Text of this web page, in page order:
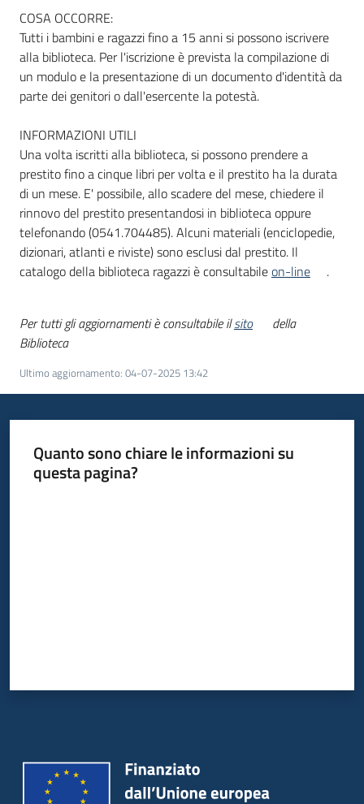
COSA OCCORRE:
Tutti i bambini e ragazzi fino a 15 anni si possono iscrivere
alla biblioteca. Per l'iscrizione è prevista la compilazione di
un modulo e la presentazione di un documento d'identità da
parte dei genitori o dall'esercente la potestà.
INFORMAZIONI UTILI
Una volta iscritti alla biblioteca, si possono prendere a
prestito fino a cinque libri per volta e il prestito ha la durata
di un mese. E' possibile, allo scadere del mese, chiedere il
rinnovo del prestito presentandosi in biblioteca oppure
telefonando (0541.704485). Alcuni materiali (enciclopedie,
dizionari, atlanti e riviste) sono esclusi dal prestito. Il
catalogo della biblioteca ragazzi è consultabileon-line .
Per tutti gli aggiornamenti è consultabile ilsito
della
Biblioteca
Ultimo aggiornamento: 04-07-2025 13:42
Quanto sono chiare le informazioni su
questa pagina?